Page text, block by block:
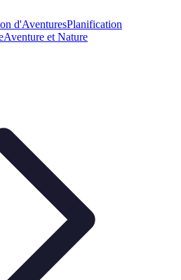
d'AventuresPlanification
Aventure et Nature